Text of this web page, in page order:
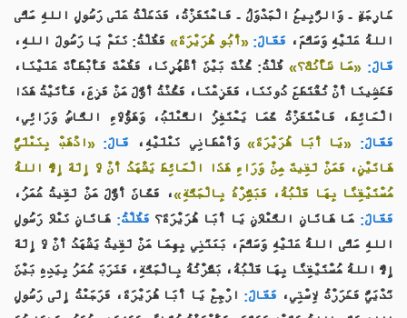
خَارِجَةٍ - وَالرَّبِيعُ الْجَدْوَلُ - فَاحْتَفَزْتُ، فَدَخَلْتُ عَلَى رَسُولِ اللهِ صَلَّى
اللهُ عَلَيْهِ وَسَلَّمَ، فَقَالَ: «أَبُو هُرَيْرَةَ» فَقُلْتُ: نَعَمْ يَا رَسُولَ اللهِ،
قَالَ: «مَا شَأْنُكَ؟» قُلْتُ: كُنْتَ بَيْنَ أَظْهُرِنَا، فَقُمْتَ فَأَبْطَأْتَ عَلَيْنَا،
فَخَشِينَا أَنْ تُقْتَطَعَ دُونَنَا، فَفَزِعْنَا، فَكُنْتُ أَوَّلَ مَنْ فَزِعَ، فَأَتَيْتُ هَذَا
الْحَائِطَ، فَاحْتَفَزْتُ كَمَا يَحْتَفِزُ الثَّعْلَبُ، وَهَؤُلَاءِ النَّاسُ وَرَائِي،
فَقَالَ: «يَا أَبَا هُرَيْرَةَ»وَأَعْطَانِي نَعْلَيْهِ، قَالَ: «اذْهَبْ بِنَعْلَيَّ
هَاتَيْنِ، فَمَنْ لَقِيتَ مِنْ وَرَاءِ هَذَا الْحَائِطَ يَشْهَدُ أَنْ لَا إِلَهَ إِلَّا اللهُ
مُسْتَيْقِنًا بِهَا قَلْبُهُ، فَبَشِّرْهُ بِالْجَنَّةِ»، فَكَانَ أَوَّلَ مَنْ لَقِيتُ عُمَرُ،
فَقَالَ: مَا هَاتَانِ النَّعْلَانِ يَا أَبَا هُرَيْرَةَ؟ فَقُلْتُ: هَاتَانِ نَعْلَا رَسُولِ
اللهِ صَلَّى اللهُ عَلَيْهِ وَسَلَّمَ، بَعَثَنِي بِهِمَا مَنْ لَقِيتُ يَشْهَدُ أَنْ لَا إِلَهَ
إِلَّا اللهُ مُسْتَيْقِنًا بِهَا قَلْبُهُ، بَشَّرْتُهُ بِالْجَنَّةِ، فَضَرَبَ عُمَرُ بِيَدِهِ بَيْنَ
ثَدْيَيَّ فَخَرَرْتُ لِاسْتِي، فَقَالَ: ارْجِعْ يَا أَبَا هُرَيْرَةَ، فَرَجَعْتُ إِلَى رَسُولِ